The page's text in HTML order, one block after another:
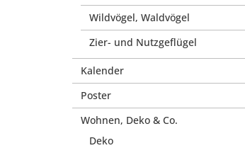
Wildvögel, Waldvögel
Zier- und Nutzgeflügel
Kalender
Poster
Wohnen, Deko & Co.
Deko